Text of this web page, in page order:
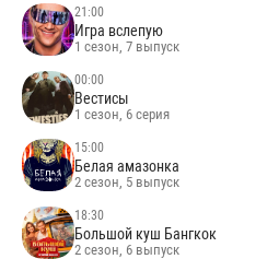
21:00
Игра вслепую
1 сезон, 7 выпуск
00:00
Вестисы
1 сезон, 6 серия
15:00
Белая амазонка
2 сезон, 5 выпуск
18:30
Большой куш Бангкок
2 сезон, 6 выпуск